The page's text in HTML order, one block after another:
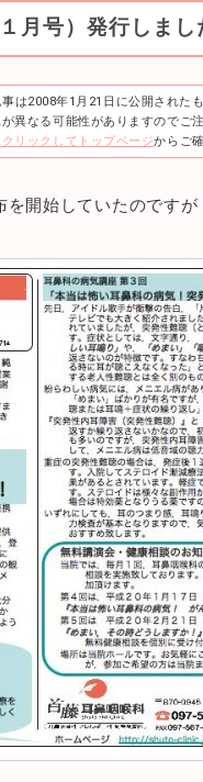
月号）発行しまし
事は2008年1月21日に公開されたも
異なる可能性がありますのでご注
クリックしてトップページからご
開始していたのです